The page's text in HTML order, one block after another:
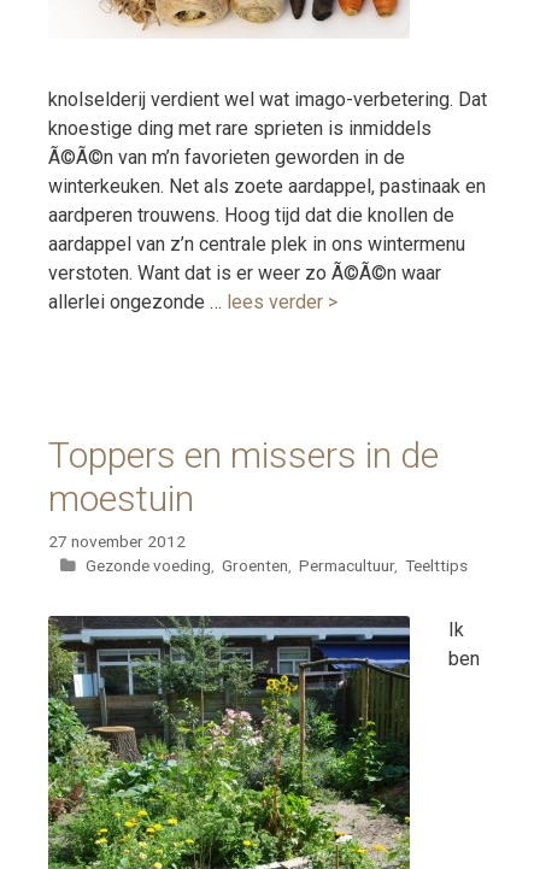
knolselderij verdient wel wat imago-verbetering. Dat
knoestige ding met rare sprieten is inmiddels
Ã©Ã©n van m’n favorieten geworden in de
winterkeuken. Net als zoete aardappel, pastinaak en
aardperen trouwens. Hoog tijd dat die knollen de
aardappel van z’n centrale plek in ons wintermenu
verstoten. Want dat is er weer zo Ã©Ã©n waar
allerlei ongezonde … lees verder >
Toppers en missers in de
moestuin
27 november 2012
Categorieën
Gezonde voeding Groenten Permacultuur, Teelttips
Ik
ben